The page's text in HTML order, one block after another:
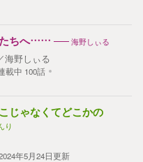
たちへ…… 海野しぃる
海野しぃる
載中 100話
じゃなくてどこかの
り
年5月24日更新